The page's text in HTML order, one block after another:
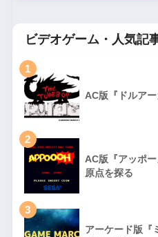
ビデオゲーム・人気記
1
AC版『ドルア
2
AC版『アッポ
原点を探る
3
アーケード版『